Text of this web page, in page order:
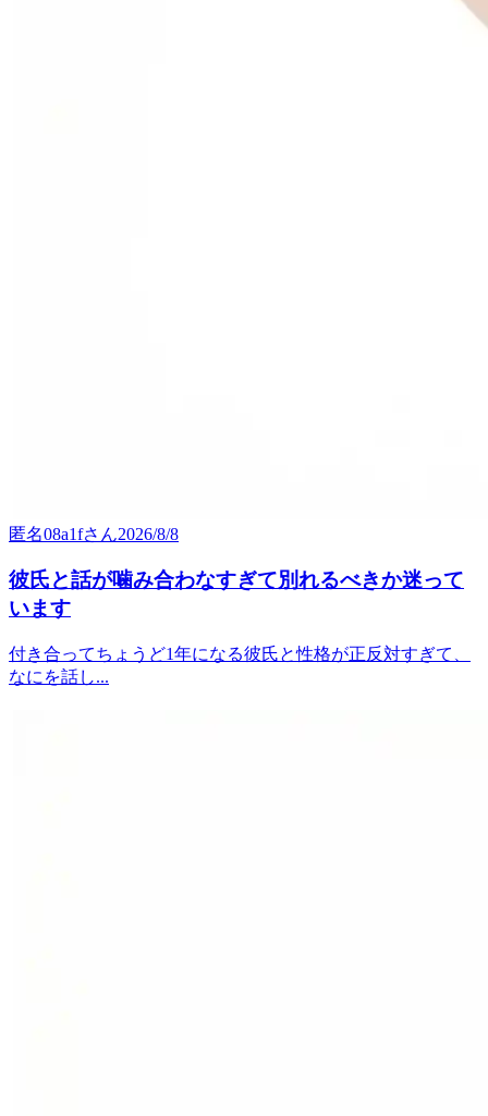
匿名08a1fさん2026/8/8
彼氏と話が噛み合わなすぎて別れるべきか迷って
います
付き合ってちょうど1年になる彼氏と性格が正反対すぎて、
なにを話し...